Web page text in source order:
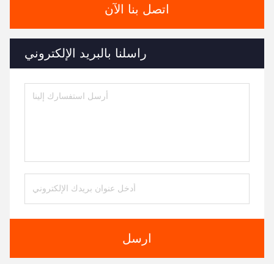
اتصل بنا الآن
راسلنا بالبريد الإلكتروني
ارسل